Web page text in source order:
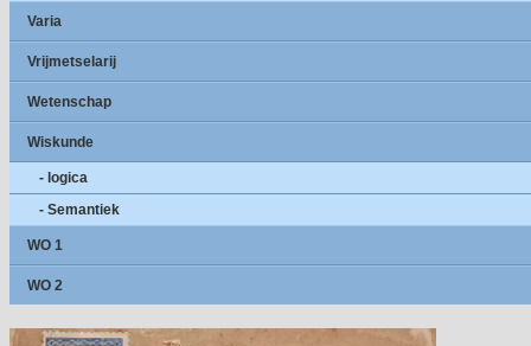
Varia
Vrijmetselarij
Wetenschap
Wiskunde
- logica
- Semantiek
WO 1
WO 2